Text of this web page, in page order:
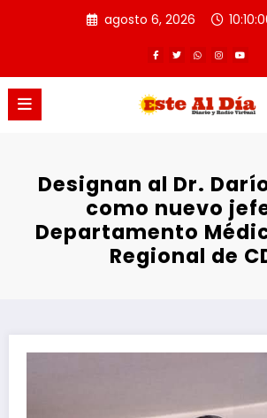
agosto 6, 2026
Designan al Dr.
como nuevo
Departamento
Regional de